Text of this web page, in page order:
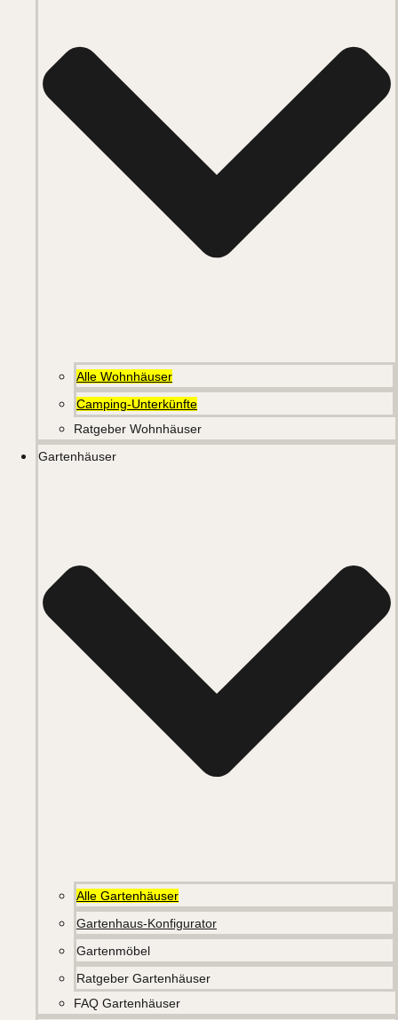
Alle Wohnhäuser
Camping-Unterkünfte
Ratgeber Wohnhäuser
Gartenhäuser
Alle Gartenhäuser
Gartenhaus-Konfigurator
Gartenmöbel
Ratgeber Gartenhäuser
FAQ Gartenhäuser